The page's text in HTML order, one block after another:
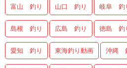
富山 釣り 山口 釣り 岐阜 釣
島根 釣り 広島 釣り 徳島 釣
愛知 釣り 東海釣り動画 沖縄